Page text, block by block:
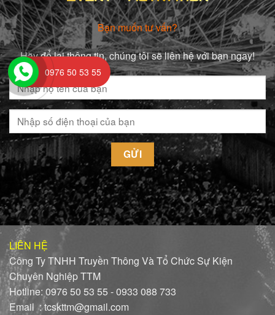
Bạn muốn tư vấn?
Hãy để lại thông tin, chúng tôi sẽ liên hệ với bạn ngay!
LIÊN HỆ
Công Ty TNHH Truyền Thông Và Tổ Chức Sự Kiện
Chuyên Nghiệp TTM
Hotline: 0976 50 53 55 - 0933 088 733
Email : tcskttm@gmail.com
0976 50 53 55